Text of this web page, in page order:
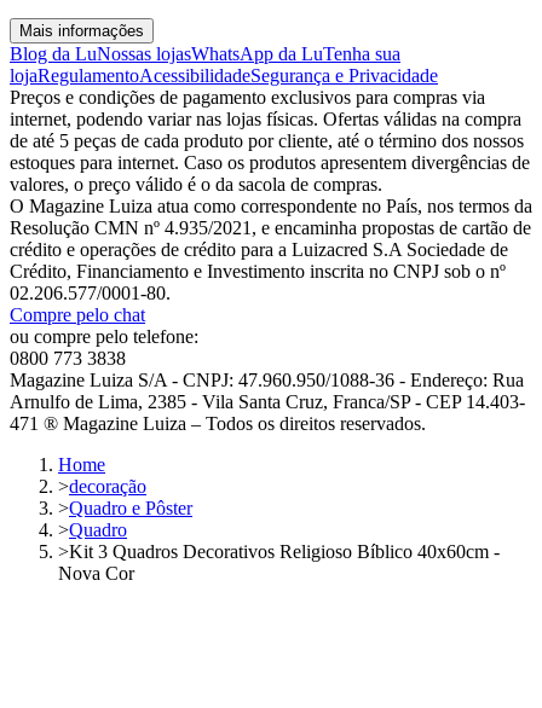
Mais informações
Blog da LuNossas lojasWhatsApp da LuTenha sua
lojaRegulamentoAcessibilidadeSegurança e Privacidade
Preços e condições de pagamento exclusivos para compras via
internet, podendo variar nas lojas físicas. Ofertas válidas na compra
de até 5 peças de cada produto por cliente, até o término dos nossos
estoques para internet. Caso os produtos apresentem divergências de
valores, o preço válido é o da sacola de compras.
O Magazine Luiza atua como correspondente no País, nos termos da
Resolução CMN nº 4.935/2021, e encaminha propostas de cartão de
crédito e operações de crédito para a Luizacred S.A Sociedade de
Crédito, Financiamento e Investimento inscrita no CNPJ sob o nº
02.206.577/0001-80.
Compre pelo chat
ou compre pelo telefone:
0800 773 3838
Magazine Luiza S/A - CNPJ: 47.960.950/1088-36 - Endereço: Rua
Arnulfo de Lima, 2385 - Vila Santa Cruz, Franca/SP - CEP 14.403-
471 ® Magazine Luiza – Todos os direitos reservados.
Home
>decoração
>Quadro e Pôster
>Quadro
>Kit 3 Quadros Decorativos Religioso Bíblico 40x60cm -
Nova Cor